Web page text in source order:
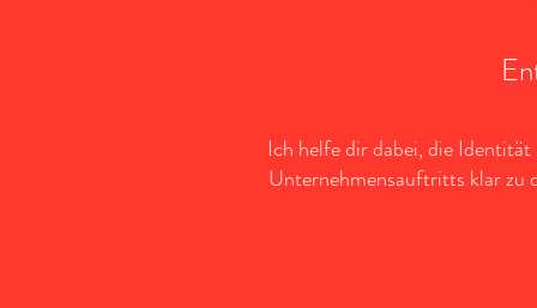
Ich helfe dir dabei, die
Unternehmensauftritts klar zu